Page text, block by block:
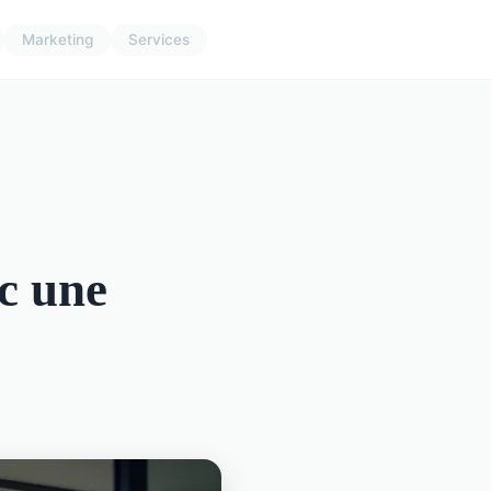
Marketing Services
une